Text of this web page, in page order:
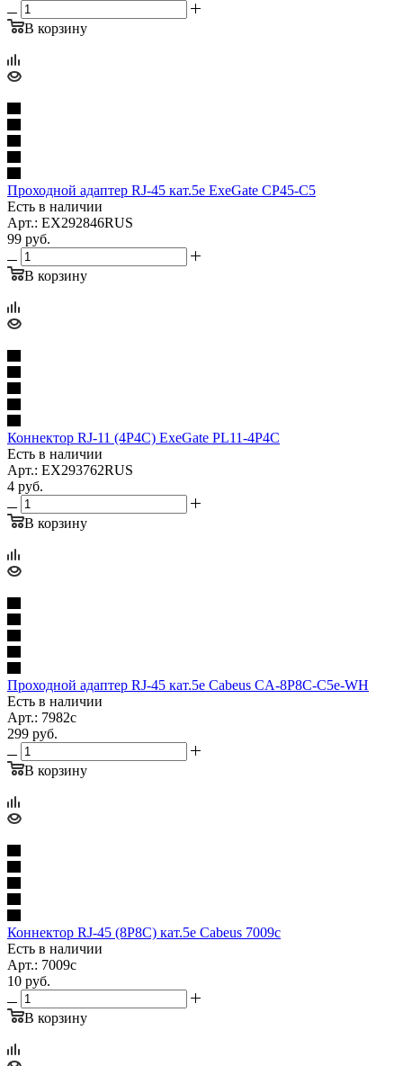
В корзину
Проходной адаптер RJ-45 кат.5e ExeGate CP45-C5
Есть в наличии
Арт.: EX292846RUS
99 руб.
В корзину
Коннектор RJ-11 (4P4C) ExeGate PL11-4P4C
Есть в наличии
Арт.: EX293762RUS
4 руб.
В корзину
Проходной адаптер RJ-45 кат.5e Cabeus CA-8P8C-C5e-WH
Есть в наличии
Арт.: 7982c
299 руб.
В корзину
Коннектор RJ-45 (8P8C) кат.5е Cabeus 7009c
Есть в наличии
Арт.: 7009c
10 руб.
В корзину